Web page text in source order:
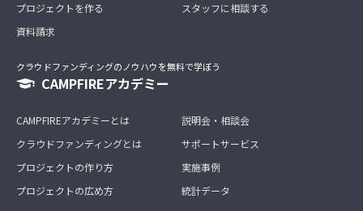
プロジェクトを作る
資料請求
スタッフに相談する
クラウドファンディングのノウハウを無料で学ぼう
CAMPFIREアカデミー
CAMPFIREアカデミーとは
クラウドファンディングとは
プロジェクトの作り方
プロジェクトの広め方
説明会・相談会
サポートサービス
実施事例
統計データ